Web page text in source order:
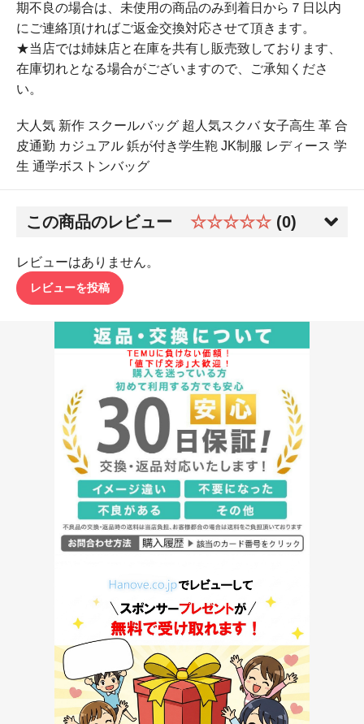
期不良の場合は、未使用の商品のみ到着日から７日以内
にご連絡頂ければご返金交換対応させて頂きます。
★当店では姉妹店と在庫を共有し販売致しております、
在庫切れとなる場合がございますので、ご承知くださ
い。
大人気 新作 スクールバッグ 超人気スクバ 女子高生 革 合
皮通勤 カジュアル 鋲が付き学生鞄 JK制服 レディース 学
生 通学ボストンバッグ
この商品のレビュー ☆☆☆☆☆ (0)
レビューはありません。
レビューを投稿